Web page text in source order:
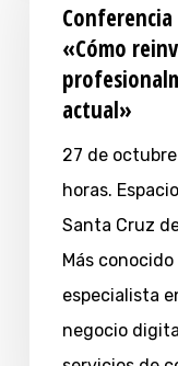
«Cómo
actual»
27 de octubre
horas.
Santa Cruz
Más
especialista
negocio